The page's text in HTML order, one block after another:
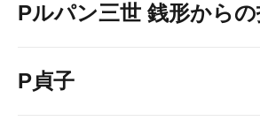
Pルパン三世 銭形から
P貞子